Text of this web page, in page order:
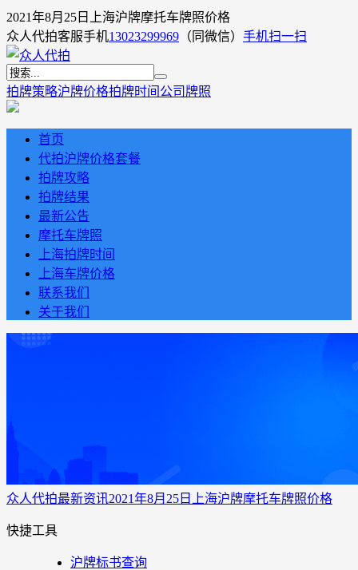
2021年8月25日上海沪牌摩托车牌照价格
众人代拍客服手机13023299969 （同微信） 手机扫一扫
拍牌策略沪牌价格拍牌时间 公司牌照
首页
代拍沪牌价格套餐
拍牌攻略
拍牌结果
最新公告
摩托车牌照
上海拍牌时间
上海车牌价格
联系我们
关于我们
众人代拍最新资讯2021年8月25日上海沪牌摩托车牌照价格
快捷工具
沪牌标书查询